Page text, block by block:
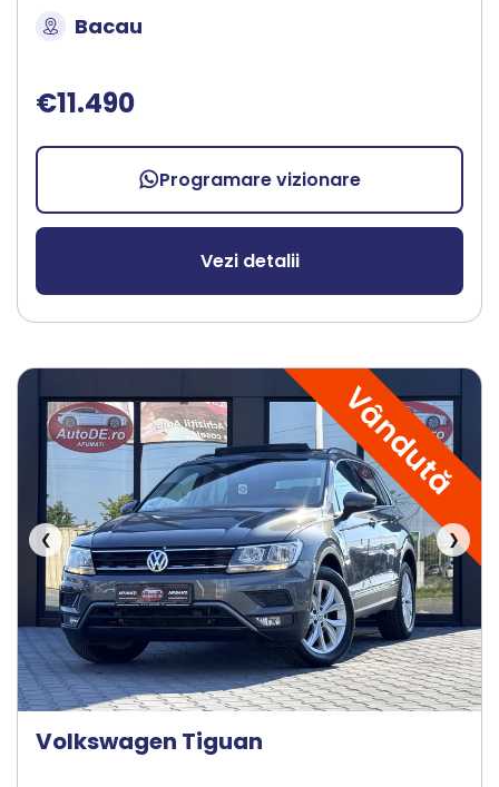
Bacau
€11.490
Programare vizionare
Vezi detalii
Vândută
❮ ❯
Volkswagen Tiguan